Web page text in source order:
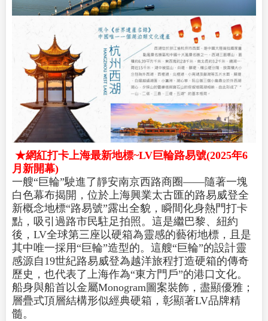
★網紅打卡上海最新地標~LV巨輪路易號(2025年6
月新開幕)
一艘“巨輪”駛進了靜安南京西路商圈——隨著一塊
白色幕布揭開，位於上海興業太古匯的路易威登全
新概念地標“路易號”露出全貌，瞬間化身熱門打卡
點，吸引過路市民駐足拍照。這是繼巴黎、紐約
後，LV全球第三座以硬箱為靈感的藝術地標，且是
其中唯一採用“巨輪”造型的。這艘“巨輪”的設計靈
感源自19世紀路易威登為越洋旅程打造硬箱的傳奇
歷史，也代表了上海作為“東方門戶”的港口文化。
船身與船首以金屬Monogram圖案裝飾，盡顯優雅；
層疊式頂層結構形似經典硬箱，彰顯著LV品牌精
髓。